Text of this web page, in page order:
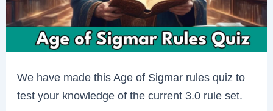
We have made this Age of Sigmar rules quiz to
test your knowledge of the current 3.0 rule set.